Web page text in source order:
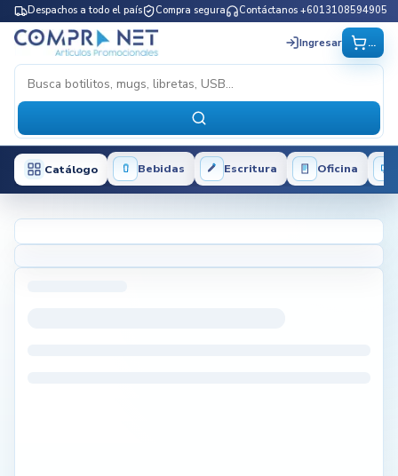
Despachos a todo el país Compra segura Contáctanos +6013108594905
Ingresar ...
Catálogo Bebidas Escritura Oficina